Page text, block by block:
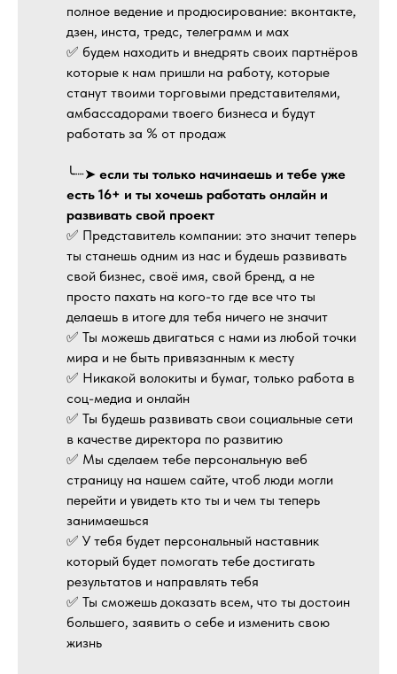
полное ведение и продюсирование: вконтакте,
дзен, инста, тредс, телеграмм и мах
✅ будем находить и внедрять своих партнёров
которые к нам пришли на работу, которые
станут твоими торговыми представителями,
амбассадорами твоего бизнеса и будут
работать за % от продаж
╰┈➤ если ты только начинаешь и тебе уже
есть 16+ и ты хочешь работать онлайн и
развивать свой проект
✅ Представитель компании: это значит теперь
ты станешь одним из нас и будешь развивать
свой бизнес, своё имя, свой бренд, а не
просто пахать на кого-то где все что ты
делаешь в итоге для тебя ничего не значит
✅ Ты можешь двигаться с нами из любой точки
мира и не быть привязанным к месту
✅ Никакой волокиты и бумаг, только работа в
соц-медиа и онлайн
✅ Ты будешь развивать свои социальные сети
в качестве директора по развитию
✅ Мы сделаем тебе персональную веб
страницу на нашем сайте, чтоб люди могли
перейти и увидеть кто ты и чем ты теперь
занимаешься
✅ У тебя будет персональный наставник
который будет помогать тебе достигать
результатов и направлять тебя
✅ Ты сможешь доказать всем, что ты достоин
большего, заявить о себе и изменить свою
жизнь